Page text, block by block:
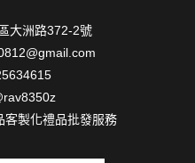
大洲路372-2號
客製化禮品批發服務